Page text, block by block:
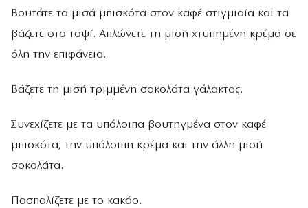
Βουτάτε τα μισά μπισκότα στον καφέ στιγμιαία και τα
βάζετε στο ταψί. Απλώνετε τη μισή χτυπημένη κρέμα σε
όλη την επιφάνεια.
Βάζετε τη μισή τριμμένη σοκολάτα γάλακτος.
Συνεχίζετε με τα υπόλοιπα βουτηγμένα στον καφέ
μπισκότα, την υπόλοιπη κρέμα και την άλλη μισή
σοκολάτα.
Πασπαλίζετε με το κακάο.